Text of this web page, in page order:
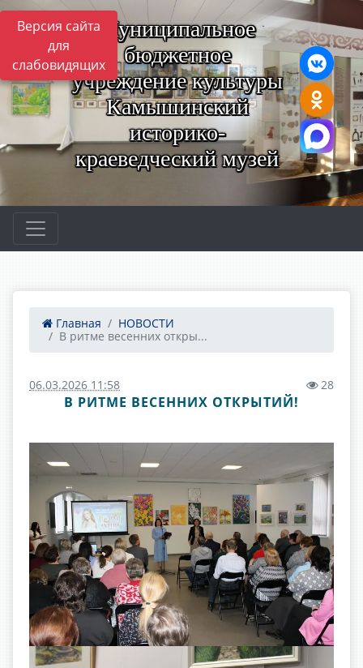
Версия сайта
для
слабовидящих
Муниципальное
бюджетное
учреждение культуры
Камышинский
историко-
краеведческий музей
Главная
НОВОСТИ
В ритме весенних откры...
06.03.2026 11:58 28
В РИТМЕ ВЕСЕННИХ ОТКРЫТИЙ!